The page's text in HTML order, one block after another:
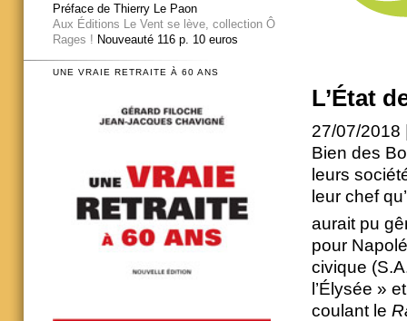
L’État
27/07/2018
Bien des
leurs
leur chef
aurait pu
pour
civique
l’Élysée »
coulant le
Préface de Thierry Le Paon
Aux Éditions Le Vent se lève, collection Ô
Rages ! Nouveauté 116 p. 10 euros
UNE VRAIE RETRAITE À 60 ANS